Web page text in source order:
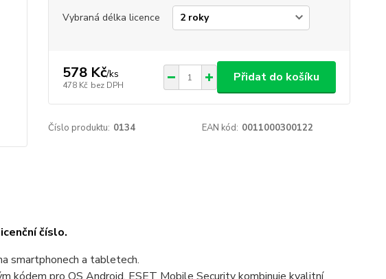
Vybraná délka licence
578 Kč/ks
478 Kč bez DPH
Přidat do košíku
Číslo produktu: 0134 EAN kód: 0011000300122
číslo.
smartphonech a tabletech.